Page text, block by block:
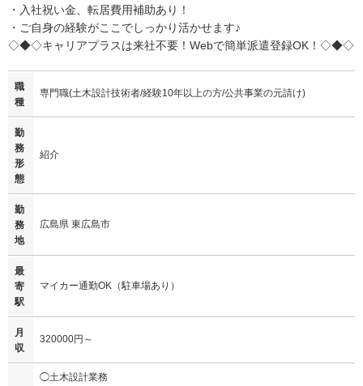
・入社祝い金、転居費用補助あり！
・ご自身の経験がここでしっかり活かせます♪
◇◆◇キャリアプラスは来社不要！Webで簡単派遣登録OK！◇◆◇
職
種
専門職(土木設計技術者/経験10年以上の方/公共事業の元請け)
勤
務
形
態
紹介
勤
務
地
広島県 東広島市
最
寄
駅
マイカー通勤OK（駐車場あり）
月
収
320000円～
◯土木設計業務